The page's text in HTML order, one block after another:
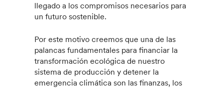
llegado a los compromisos necesarios para
un futuro sostenible.
Por este motivo creemos que una de las
palancas fundamentales para financiar la
transformación ecológica de nuestro
sistema de producción y detener la
emergencia climática son las finanzas, los